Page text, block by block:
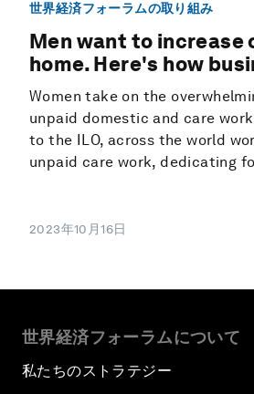
世界経済フォーラムの取り組み
Men want to increase
home. Here's how
Women take on the
unpaid domestic and care
to the ILO, across the world
unpaid care work, dedicating
2023年10月16日
世界経済フォーラムについて
私たちのストラテジー